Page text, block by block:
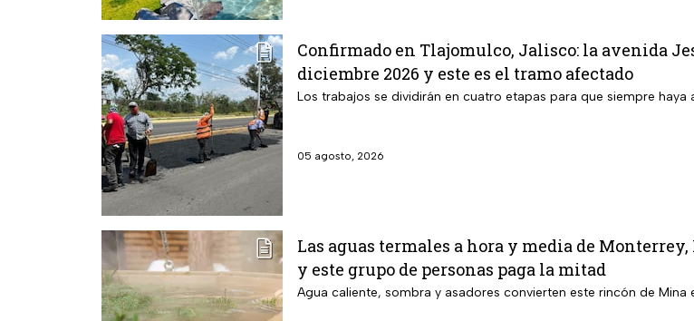
Confirmado en Tlajomulco, Jalisco: la avenida
diciembre 2026 y este es el tramo afectado
Los trabajos se dividirán en cuatro etapas para que siempre
05 agosto, 2026
Las aguas termales a hora y media de
y este grupo de personas paga la mitad
Agua caliente, sombra y asadores convierten este rincón de Mina